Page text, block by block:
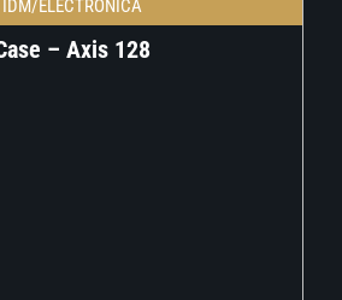
IDM/ELECTRONICA
– Axis 128